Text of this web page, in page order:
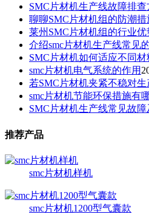
SMC片材机生产线故障排查
聊聊SMC片材机组的防潮措
莱州SMC片材机组的行业优
介绍smc片材机生产线常见
SMC片材机如何适应不同材
smc片材机电气系统的作用
若SMC片材机夹紧不稳对
smc片材机节能环保措施有
SMC片材机生产线常见故
推荐产品
smc片材机样机
smc片材机1200型气囊款